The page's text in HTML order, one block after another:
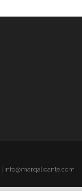
info@marqalicante.com